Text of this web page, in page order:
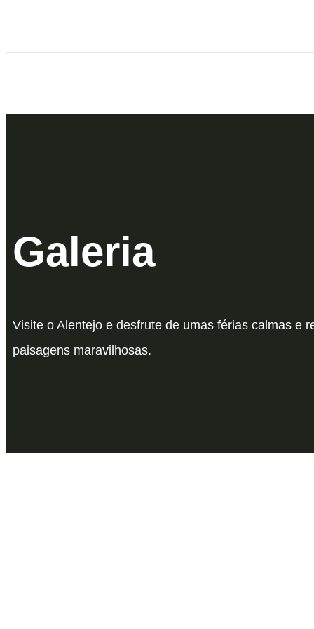
Galeria
Visite o Alentejo e desfrute de umas férias calmas e
paisagens maravilhosas.